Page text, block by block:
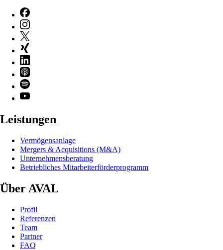
Leistungen
Vermögensanlage
Mergers & Acquisitions (M&A)
Unternehmensberatung
Betriebliches Mitarbeiterförderprogramm
Über AVAL
Profil
Referenzen
Team
Partner
FAQ